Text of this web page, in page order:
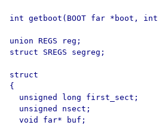
int getboot(BOOT far *boot,
union REGS reg;
struct SREGS segreg;
struct
{
  unsigned long first_sect;
  unsigned nsect;
  void far* buf;